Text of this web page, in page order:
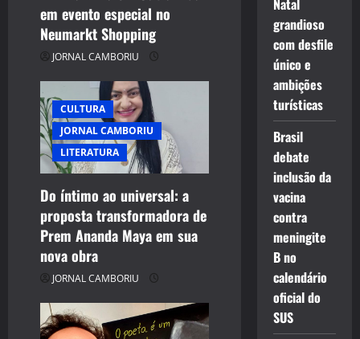
n
em evento especial no
Neumarkt Shopping
JORNAL CAMBORIU
CULTURA
JORNAL CAMBORIU
LITERATURA
Do íntimo ao universal: a
proposta transformadora de
Prem Ananda Maya em sua
nova obra
JORNAL CAMBORIU
Natal
grandioso
com desfile
único e
ambições
turísticas
Brasil
debate
inclusão da
vacina
contra
meningite
B no
calendário
oficial do
SUS